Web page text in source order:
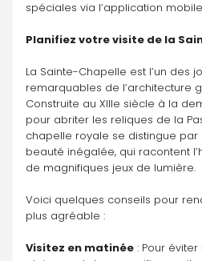
spéciales via l’application
Planifiez votre visite de la
La Sainte-Chapelle est l’un des
remarquables de l’architecture
Construite au XIIIe siècle à la
pour abriter les reliques de la
chapelle royale se distingue par
beauté inégalée, qui racontent
de magnifiques jeux de lumière.
Voici quelques conseils pour
plus agréable :
Visitez en matinée : Pour